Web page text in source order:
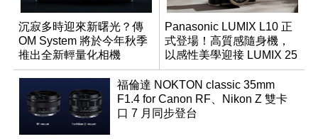
沉寂多時迎來新曙光？傳
OM System 將於今年秋季
推出全新輕量化相機
Panasonic LUMIX L10 正
式登場！高質感隨身機，
以感性美學迎接 LUMIX 25
週年
福倫達 NOKTON classic 35mm
F1.4 for Canon RF、Nikon Z 雙卡
口 7 月同步登台